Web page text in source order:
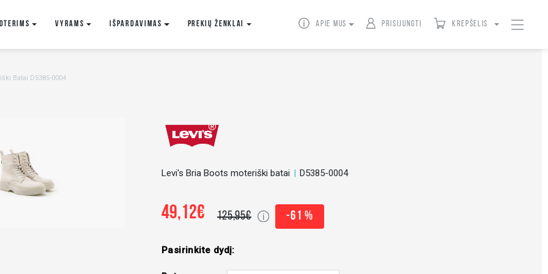
VYRAMS IŠPARDAVIMAS Prekių ženklai Apie mus Prisijungti Krepšelis
Batai D5385-0004
Levi's Bria Boots moteriški batai D5385-0004
49,12€ 125,95€ -61 %
Pasirinkite dydį: